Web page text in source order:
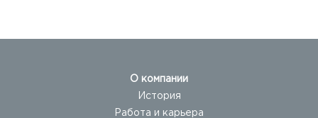
О компании
История
Работа и карьера